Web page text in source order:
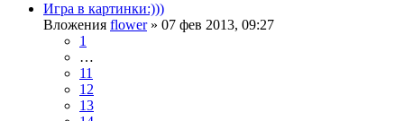
Игра в картинки:)))
Вложения flower» 07 фев 2013, 09:27
1
…
11
12
13